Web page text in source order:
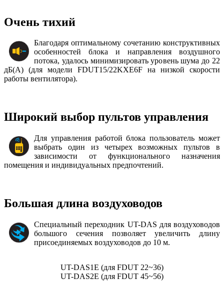
Очень тихий
Благодаря оптимальному сочетанию конструктивных
особенностей блока и направления воздушного
потока, удалось минимизировать уровень шума до 22
дБ(А) (для модели FDUT15/22KXE6F на низкой скорости
работы вентилятора).
Широкий выбор пультов управления
Для управления работой блока пользователь может
выбрать один из четырех возможных пультов в
зависимости от функционального назначения
помещения и индивидуальных предпочтений.
Большая длина воздуховодов
Специальный переходник UT-DAS для воздуховодов
большого сечения позволяет увеличить длину
присоединяемых воздуховодов до 10 м.
UT-DAS1E (для FDUT 22~36)
UT-DAS2E (для FDUT 45~56)